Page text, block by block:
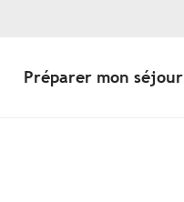
Préparer mon séjour